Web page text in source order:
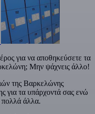
για να αποθηκεύσετε τα
Μην ψάχνεις άλλο!
της Βαρκελώνης
για τα υπάρχοντά σας ενώ
πολλά άλλα.